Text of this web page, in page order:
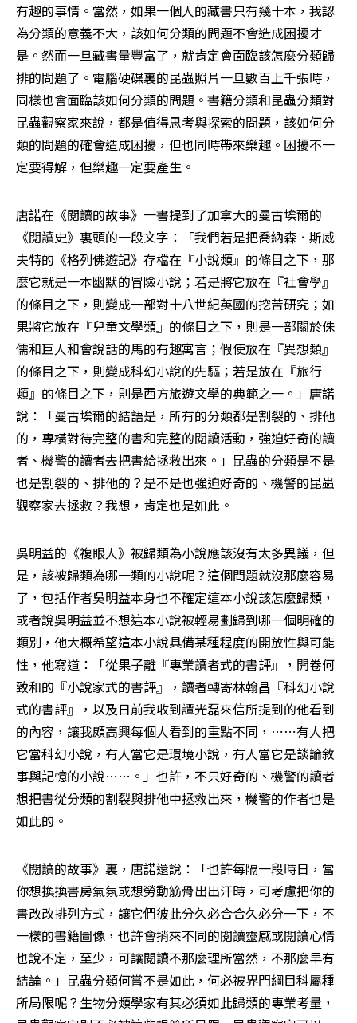
有趣的事情。當然，如果一個人的藏書只有幾十本，我認
為分類的意義不大，該如何分類的問題不會造成困擾才
是。然而一旦藏書量豐富了，就肯定會面臨該怎麼分類歸
排的問題了。電腦硬碟裏的昆蟲照片一旦數百上千張時，
同樣也會面臨該如何分類的問題。書籍分類和昆蟲分類對
昆蟲觀察家來說，都是值得思考與探索的問題，該如何分
類的問題的確會造成困擾，但也同時帶來樂趣。困擾不一
定要得解，但樂趣一定要產生。
唐諾在《閱讀的故事》一書提到了加拿大的曼古埃爾的
《閱讀史》裏頭的一段文字：「我們若是把喬納森．斯威
夫特的《格列佛遊記》存檔在『小說類』的條目之下，那
麼它就是一本幽默的冒險小說；若是將它放在『社會學』
的條目之下，則變成一部對十八世紀英國的挖苦研究；如
果將它放在『兒童文學類』的條目之下，則是一部關於侏
儒和巨人和會說話的馬的有趣寓言；假使放在『異想類』
的條目之下，則變成科幻小說的先驅；若是放在『旅行
類』的條目之下，則是西方旅遊文學的典範之一。」唐諾
說：「曼古埃爾的結語是，所有的分類都是割裂的、排他
的，專橫對待完整的書和完整的閱讀活動，強迫好奇的讀
者、機警的讀者去把書給拯救出來。」昆蟲的分類是不是
也是割裂的、排他的？是不是也強迫好奇的、機警的昆蟲
觀察家去拯救？我想，肯定也是如此。
吳明益的《複眼人》被歸類為小說應該沒有太多異議，但
是，該被歸類為哪一類的小說呢？這個問題就沒那麼容易
了，包括作者吳明益本身也不確定這本小說該怎麼歸類，
或者說吳明益並不想這本小說被輕易劃歸到哪一個明確的
類別，他大概希望這本小說具備某種程度的開放性與可能
性，他寫道：「從果子離『專業讀者式的書評』，開卷何
致和的『小說家式的書評』，讀者轉寄林翰昌『科幻小說
式的書評』，以及日前我收到譚光磊來信所提到的他看到
的內容，讓我頗高興每個人看到的重點不同，⋯⋯有人把
它當科幻小說，有人當它是環境小說，有人當它是談論敘
事與記憶的小說……。」也許，不只好奇的、機警的讀者
想把書從分類的割裂與排他中拯救出來，機警的作者也是
如此的。
《閱讀的故事》裏，唐諾還說：「也許每隔一段時日，當
你想換換書房氣氛或想勞動筋骨出出汗時，可考慮把你的
書改改排列方式，讓它們彼此分久必合合久必分一下，不
一樣的書籍圖像，也許會捎來不同的閱讀靈感或閱讀心情
也說不定，至少，可讓閱讀不那麼理所當然，不那麼早有
結論。」昆蟲分類何嘗不是如此，何必被界門綱目科屬種
所局限呢？生物分類學家有其必須如此歸類的專業考量，